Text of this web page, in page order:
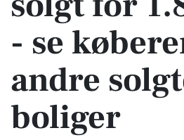
- se
andre
boliger